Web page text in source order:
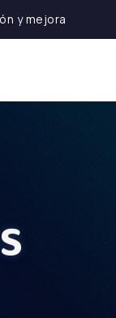
y mejora